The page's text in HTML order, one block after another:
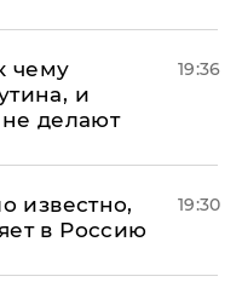
чему
и
делают
19:36
известно,
в Россию
19:30